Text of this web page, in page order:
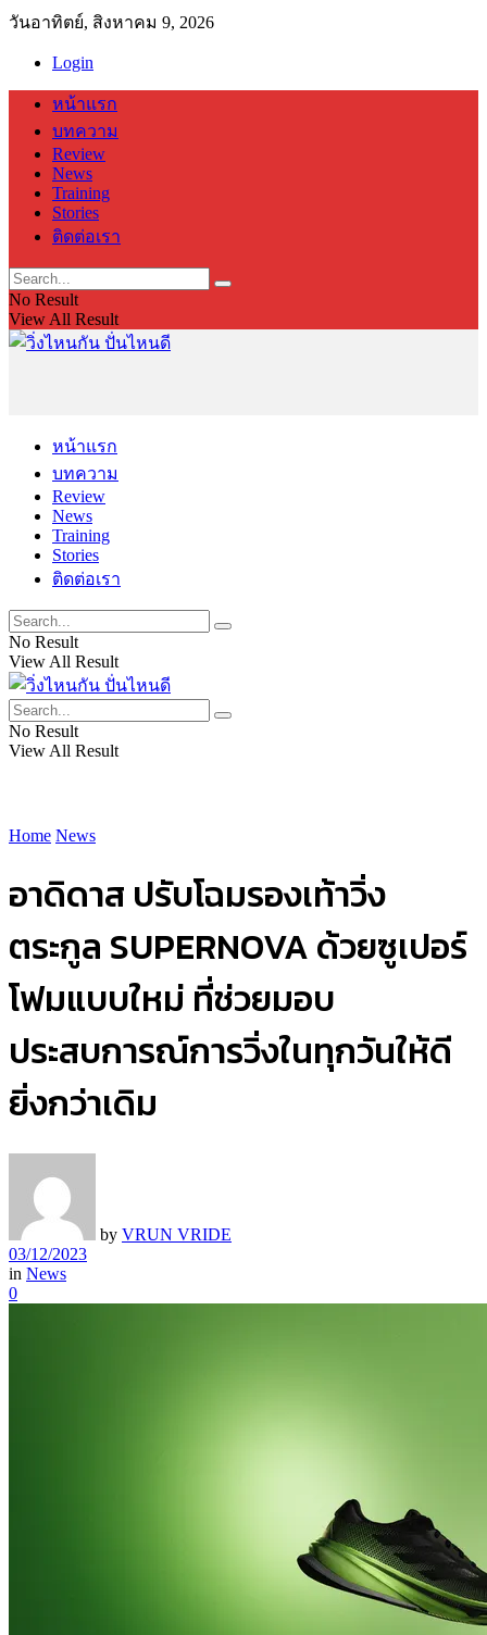
วันอาทิตย์, สิงหาคม 9, 2026
Login
หน้าแรก
บทความ
Review
News
Training
Stories
ติดต่อเรา
No Result
View All Result
หน้าแรก
บทความ
Review
News
Training
Stories
ติดต่อเรา
No Result
View All Result
No Result
View All Result
Home News
อาดิดาส ปรับโฉมรองเท้าวิ่ง
ตระกูล SUPERNOVA ด้วยซูเปอร์
โฟมแบบใหม่ ที่ช่วยมอบ
ประสบการณ์การวิ่งในทุกวันให้ดี
ยิ่งกว่าเดิม
by VRUN VRIDE
03/12/2023
in News
0